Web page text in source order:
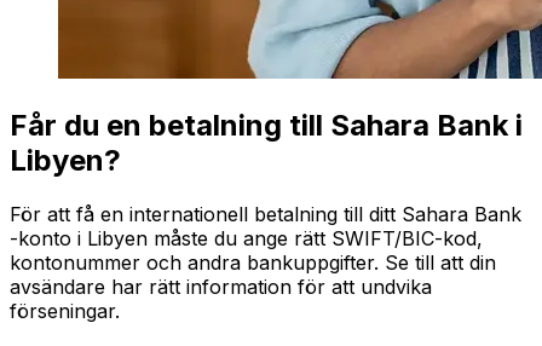
Får du en betalning till Sahara Bank i
Libyen?
För att få en internationell betalning till ditt Sahara Bank
-konto i Libyen måste du ange rätt SWIFT/BIC-kod,
kontonummer och andra bankuppgifter. Se till att din
avsändare har rätt information för att undvika
förseningar.